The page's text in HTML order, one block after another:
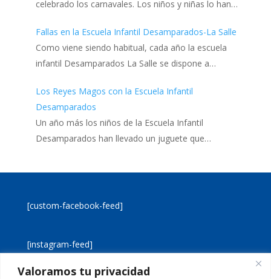
Valoramos tu privacidad
celebrado los carnavales. Los niños y niñas lo han…
Fallas en la Escuela Infantil Desamparados-La Salle
Como viene siendo habitual, cada año la escuela
infantil Desamparados La Salle se dispone a…
Los Reyes Magos con la Escuela Infantil
Desamparados
Un año más los niños de la Escuela Infantil
Desamparados han llevado un juguete que…
[custom-facebook-feed]
[instagram-feed]